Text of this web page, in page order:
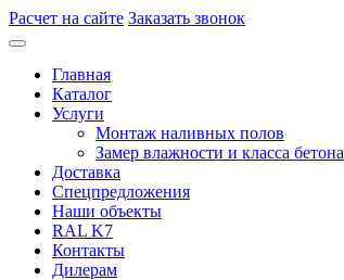
Расчет на сайте Заказать звонок
Главная
Каталог
Услуги
Монтаж наливных полов
Замер влажности и класса бетона
Доставка
Спецпредложения
Наши объекты
RAL K7
Контакты
Дилерам